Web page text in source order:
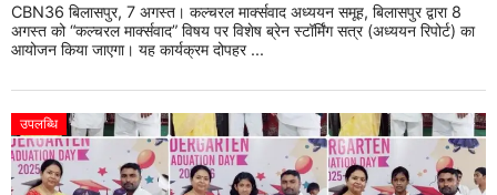
CBN36 बिलासपुर, 7 अगस्त। कल्चरल मार्क्सवाद अध्ययन समूह, बिलासपुर द्वारा 8
अगस्त को “कल्चरल मार्क्सवाद” विषय पर विशेष ब्रेन स्टॉर्मिंग सत्र (अध्ययन रिपोर्ट) का
आयोजन किया जाएगा। यह कार्यक्रम दोपहर ...
उपलब्धि